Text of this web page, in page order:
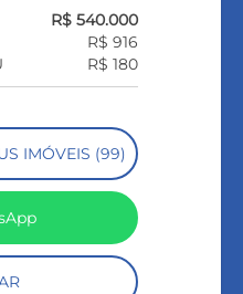
R$ 540.000
R$ 916
R$ 180
IMÓVEIS (99)